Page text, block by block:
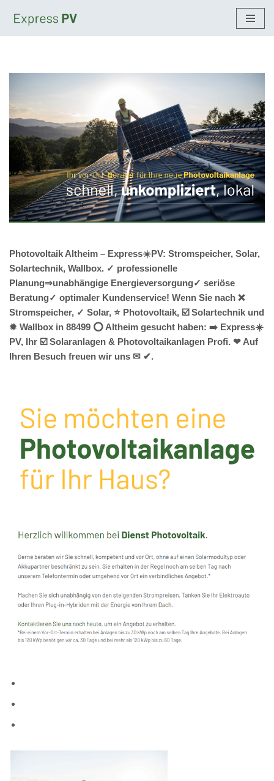
Photovoltaik Altheim – Express☀️PV️: Stromspeicher, Solar,
Solartechnik, Wallbox. ✓ professionelle
Planung⇒unabhängige Energieversorgung✓ seriöse
Beratung✓ optimaler Kundenservice! Wenn Sie nach ❌
Stromspeicher, ✓ Solar, ⭐ Photovoltaik, ☑️ Solartechnik und
✹ Wallbox in 88499 ⭕ Altheim gesucht haben: ➡️ Express☀️
PV️, Ihr ☑️ Solaranlagen & Photovoltaikanlagen Profi. ❤ Auf
Ihren Besuch freuen wir uns ✉ ✔.